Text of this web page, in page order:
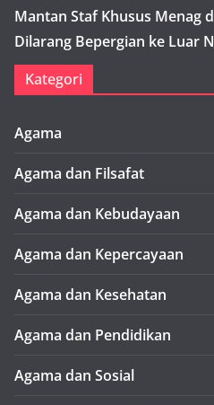
Mantan Staf Khusus Menag
Dilarang Bepergian ke Luar
Kategori
Agama
Agama dan Filsafat
Agama dan Kebudayaan
Agama dan Kepercayaan
Agama dan Kesehatan
Agama dan Pendidikan
Agama dan Sosial